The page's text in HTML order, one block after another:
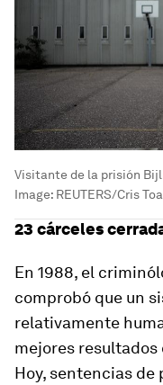
Visitante de la prisión
Image: REUTERS/Cris
23 cárceles
En 1988, el
comprobó que un
relativamente
mejores resultados
Hoy, sentencias de